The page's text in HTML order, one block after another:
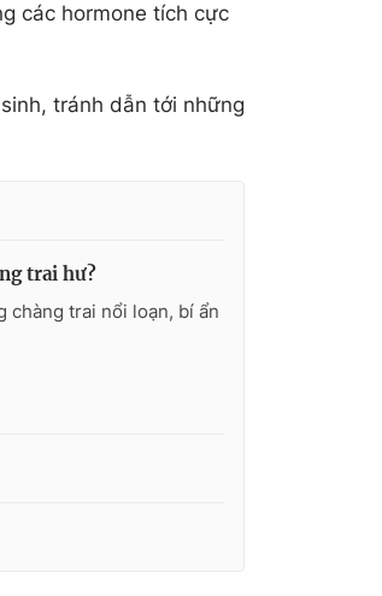
các hormone tích cực
tránh dẫn tới những
trai hư?
chàng trai nổi loạn, bí ẩn